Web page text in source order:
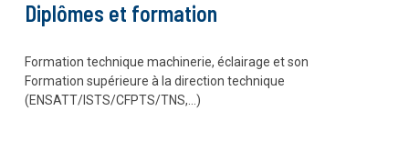
Diplômes et formation
Formation technique machinerie, éclairage et son
Formation supérieure à la direction technique
(ENSATT/ISTS/CFPTS/TNS,…)